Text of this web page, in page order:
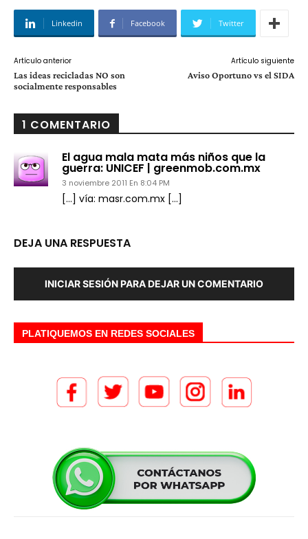
Linkedin Facebook Twitter
Artículo anterior
Las ideas recicladas NO son
socialmente responsables
Artículo siguiente
Aviso Oportuno vs el SIDA
1 COMENTARIO
El agua mala mata más niños que la
guerra: UNICEF | greenmob.com.mx
3 noviembre 2011 En 8:04 PM
[…] vía: masr.com.mx […]
DEJA UNA RESPUESTA
INICIAR SESIÓN PARA DEJAR UN COMENTARIO
PLATIQUEMOS EN REDES SOCIALES